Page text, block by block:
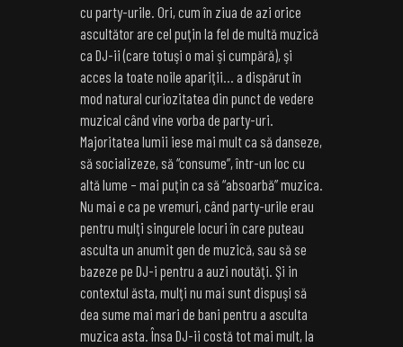
cu party-urile. Ori, cum în ziua de azi orice
ascultător are cel puţin la fel de multă muzică
ca DJ-ii (care totuşi o mai şi cumpără), şi
acces la toate noile apariţii… a dispărut în
mod natural curiozitatea din punct de vedere
muzical când vine vorba de party-uri.
Majoritatea lumii iese mai mult ca să danseze,
să socializeze, să “consume”, într-un loc cu
altă lume – mai puţin ca să “absoarbă” muzica.
Nu mai e ca pe vremuri, când party-urile erau
pentru mulţi singurele locuri în care puteau
asculta un anumit gen de muzică, sau să se
bazeze pe DJ-i pentru a auzi noutăţi. Şi in
contextul ăsta, mulţi nu mai sunt dispuşi să
dea sume mai mari de bani pentru a asculta
muzica asta. Însa DJ-ii costă tot mai mult, la